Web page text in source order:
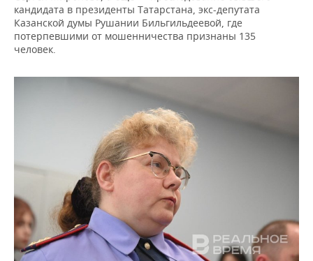
кандидата в президенты Татарстана, экс-депутата
Казанской думы Рушании Бильгильдеевой, где
потерпевшими от мошенничества признаны 135
человек.